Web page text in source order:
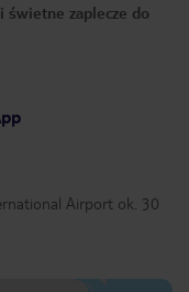
zaplecze do
Airport ok. 30